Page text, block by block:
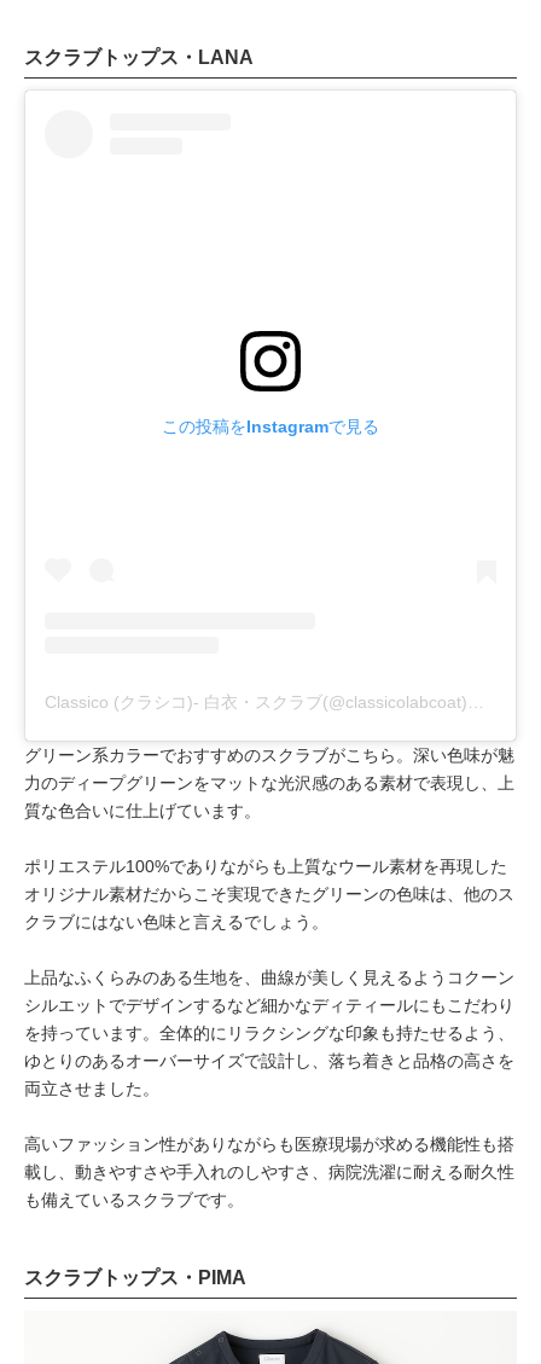
スクラブトップス・LANA
この投稿をInstagramで見る
グリーン系カラーでおすすめのスクラブがこちら。深い色味が魅
力のディープグリーンをマットな光沢感のある素材で表現し、上
質な色合いに仕上げています。
ポリエステル100%でありながらも上質なウール素材を再現した
オリジナル素材だからこそ実現できたグリーンの色味は、他のス
クラブにはない色味と言えるでしょう。
上品なふくらみのある生地を、曲線が美しく見えるようコクーン
シルエットでデザインするなど細かなディティールにもこだわり
を持っています。全体的にリラクシングな印象も持たせるよう、
ゆとりのあるオーバーサイズで設計し、落ち着きと品格の高さを
両立させました。
高いファッション性がありながらも医療現場が求める機能性も搭
載し、動きやすさや手入れのしやすさ、病院洗濯に耐える耐久性
も備えているスクラブです。
スクラブトップス・PIMA